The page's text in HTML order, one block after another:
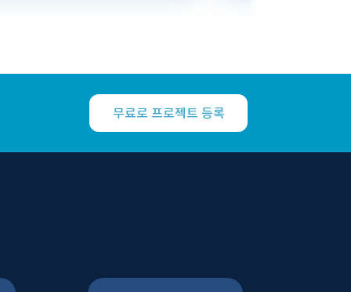
무료로 프로젝트 등록